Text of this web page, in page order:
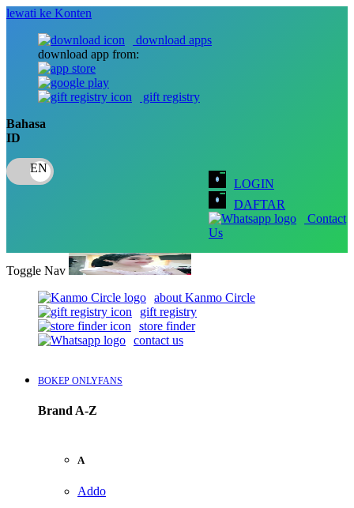
lewati ke Konten
download apps
download app from:
gift registry
Bahasa
ID
LOGIN
DAFTAR
Contact
Us
Toggle Nav
about Kanmo Circle
gift registry
store finder
contact us
BOKEP ONLYFANS
Brand A-Z
A
Addo